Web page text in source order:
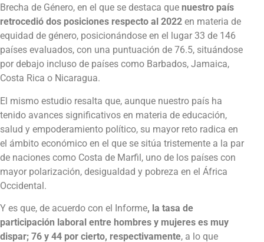
Brecha de Género, en el que se destaca que nuestro país
retrocedió dos posiciones respecto al 2022 en materia de
equidad de género, posicionándose en el lugar 33 de 146
países evaluados, con una puntuación de 76.5, situándose
por debajo incluso de países como Barbados, Jamaica,
Costa Rica o Nicaragua.
El mismo estudio resalta que, aunque nuestro país ha
tenido avances significativos en materia de educación,
salud y empoderamiento político, su mayor reto radica en
el ámbito económico en el que se sitúa tristemente a la par
de naciones como Costa de Marfil, uno de los países con
mayor polarización, desigualdad y pobreza en el África
Occidental.
Y es que, de acuerdo con el Informe, la tasa de
participación laboral entre hombres y mujeres es muy
dispar; 76 y 44 por cierto, respectivamente, a lo que